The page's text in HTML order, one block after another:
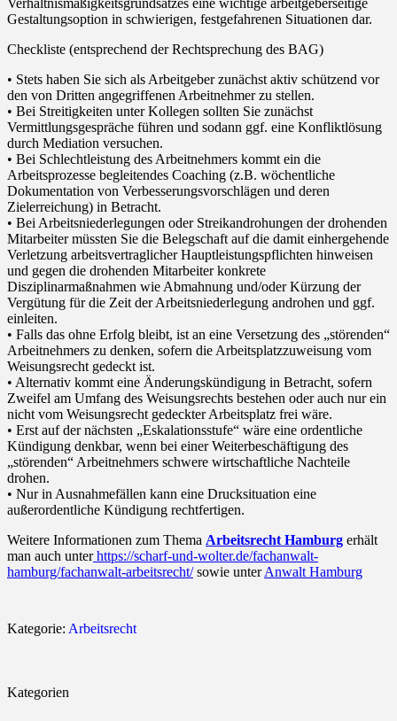
Gestaltungsoption in schwierigen, festgefahrenen Situationen dar.
Checkliste (entsprechend der Rechtsprechung des BAG)
• Stets haben Sie sich als Arbeitgeber zunächst aktiv schützend vor
den von Dritten angegriffenen Arbeitnehmer zu stellen.
• Bei Streitigkeiten unter Kollegen sollten Sie zunächst
Vermittlungsgespräche führen und sodann ggf. eine Konfliktlösung
durch Mediation versuchen.
• Bei Schlechtleistung des Arbeitnehmers kommt ein die
Arbeitsprozesse begleitendes Coaching (z.B. wöchentliche
Dokumentation von Verbesserungsvorschlägen und deren
Zielerreichung) in Betracht.
• Bei Arbeitsniederlegungen oder Streikandrohungen der drohenden
Mitarbeiter müssten Sie die Belegschaft auf die damit einhergehende
Verletzung arbeitsvertraglicher Hauptleistungspflichten hinweisen
und gegen die drohenden Mitarbeiter konkrete
Disziplinarmaßnahmen wie Abmahnung und/oder Kürzung der
Vergütung für die Zeit der Arbeitsniederlegung androhen und ggf.
einleiten.
• Falls das ohne Erfolg bleibt, ist an eine Versetzung des „störenden“
Arbeitnehmers zu denken, sofern die Arbeitsplatzzuweisung vom
Weisungsrecht gedeckt ist.
• Alternativ kommt eine Änderungskündigung in Betracht, sofern
Zweifel am Umfang des Weisungsrechts bestehen oder auch nur ein
nicht vom Weisungsrecht gedeckter Arbeitsplatz frei wäre.
• Erst auf der nächsten „Eskalationsstufe“ wäre eine ordentliche
Kündigung denkbar, wenn bei einer Weiterbeschäftigung des
„störenden“ Arbeitnehmers schwere wirtschaftliche Nachteile
drohen.
• Nur in Ausnahmefällen kann eine Drucksituation eine
außerordentliche Kündigung rechtfertigen.
Weitere Informationen zum Thema Arbeitsrecht Hamburg erhält
man auch unterhttps://scharf-und-wolter.de/fachanwalt-
hamburg/fachanwalt-arbeitsrecht/sowie unterAnwalt Hamburg
Kategorie: Arbeitsrecht
Kategorien